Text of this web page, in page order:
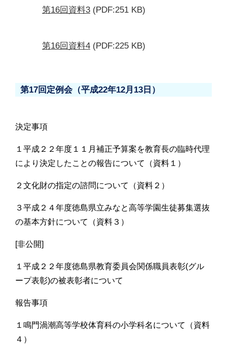
第16回資料3 (PDF:251 KB)
第16回資料4 (PDF:225 KB)
第17回定例会（平成22年12月13日）
決定事項
１平成２２年度１１月補正予算案を教育長の臨時代理
により決定したことの報告について（資料１）
２文化財の指定の諮問について（資料２）
３平成２４年度徳島県立みなと高等学園生徒募集選抜
の基本方針について（資料３）
[非公開]
１平成２２年度徳島県教育委員会関係職員表彰(グル
ープ表彰)の被表彰者について
報告事項
１鳴門渦潮高等学校体育科の小学科名について（資料
４）